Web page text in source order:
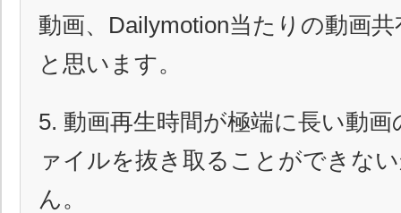
動画、Dailymotion当たりの動画
と思います。
5. 動画再生時間が極端に長い動画
ァイルを抜き取ることができな
ん。